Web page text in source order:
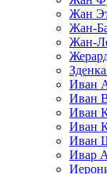
Жан
Жан-
Жан-
Иван
Иван
Иван
Иван
Иван
Ивар